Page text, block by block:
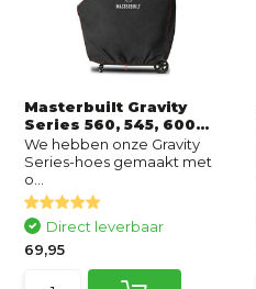
Masterbuilt Gravity
Series 560, 545, 600...
We hebben onze Gravity
Series-hoes gemaakt met
o...
Direct leverbaar
69,95